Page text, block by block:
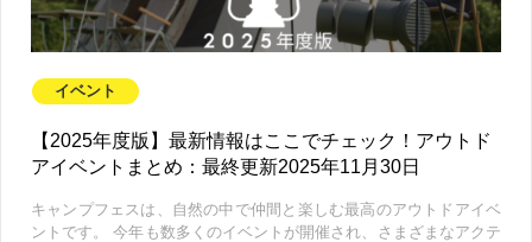
イベント
【2025年度版】最新情報はここでチェック！アウトド
アイベントまとめ：最終更新2025年11月30日
キャンプフェスは、自然の中で仲間と楽しむ最高のアウトドアイベ
ントです。 今年も数多くのイベントが開催され、さまざまなアクテ